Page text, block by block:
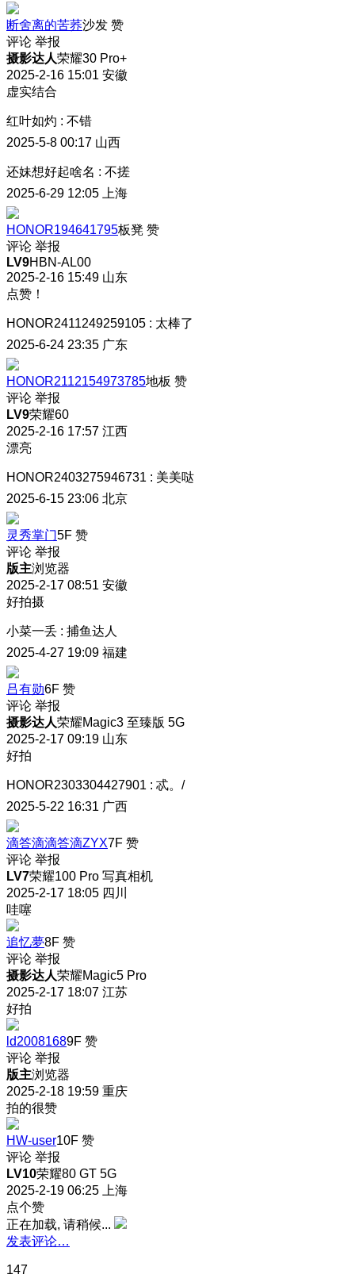
断舍离的苦荞沙发 赞
评论 举报
摄影达人荣耀30 Pro+
2025-2-16 15:01 安徽
虚实结合
红叶如灼 : 不错
2025-5-8 00:17 山西
还妹想好起啥名 : 不搓
2025-6-29 12:05
上海
HONOR194641795板凳 赞
评论 举报
LV9HBN-AL00
2025-2-16 15:49 山东
点赞！
HONOR2411249259105 : 太棒了
2025-6-24 23:35 广东
HONOR2112154973785地板 赞
评论 举报
LV9荣耀60
2025-2-16 17:57 江西
漂亮
HONOR2403275946731 : 美美哒
2025-6-15 23:06 北京
灵秀掌门5F 赞
评论 举报
版主浏览器
2025-2-17 08:51 安徽
好拍摄
小菜一丢 : 捕鱼达人
2025-4-27 19:09 福建
吕有勋6F 赞
评论 举报
摄影达人荣耀Magic3 至臻版 5G
2025-2-17 09:19 山东
好拍
HONOR2303304427901 : 忒。/
2025-5-22 16:31 广西
滴答滴滴答滴ZYX7F 赞
评论 举报
LV7荣耀100 Pro 写真相机
2025-2-17 18:05 四川
哇噻
追忆夢8F 赞
评论 举报
摄影达人荣耀Magic5 Pro
2025-2-17 18:07 江苏
好拍
ld20081689F 赞
评论 举报
版主浏览器
2025-2-18 19:59 重庆
拍的很赞
HW-user10F 赞
评论 举报
LV10荣耀80 GT 5G
2025-2-19 06:25
上海
点个赞
正在加载, 请稍候...
发表评论…
147